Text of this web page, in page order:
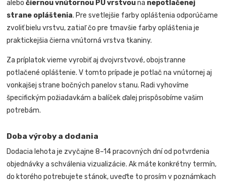
alebočiernou vnútornou PU vrstvouna nepotlačenej
strane opláštenia. Pre svetlejšie farby opláštenia odporúčame
zvoliť bielu vrstvu, zatiaľ čo pre tmavšie farby opláštenia je
praktickejšia čierna vnútorná vrstva tkaniny.
Za príplatok vieme vyrobiť aj dvojvrstvové, obojstranne
potlačené opláštenie. V tomto prípade je potlač na vnútornej aj
vonkajšej strane bočných panelov stanu. Radi vyhovíme
špecifickým požiadavkám a balíček ďalej prispôsobíme vašim
potrebám.
Doba výroby a dodania
Dodacia lehota je zvyčajne 8–14 pracovných dní od potvrdenia
objednávky a schválenia vizualizácie. Ak máte konkrétny termín,
do ktorého potrebujete stánok, uveďte to prosím v poznámkach